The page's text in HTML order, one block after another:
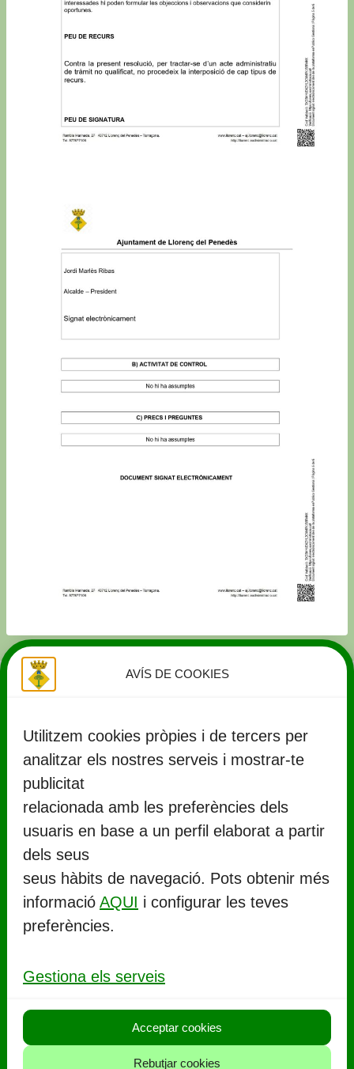
AVÍS DE COOKIES
Utilitzem cookies pròpies i de tercers per
analitzar els nostres serveis i mostrar-te
publicitat
relacionada amb les preferències dels
usuaris en base a un perfil elaborat a partir
dels seus
seus hàbits de navegació. Pots obtenir més
informació AQUI i configurar les teves
preferències.
Gestiona els serveis
Acceptar cookies
Rebutjar cookies
Ajuntament de Llorenç del Penedès
Rambla Marinada, 27 (
977 67 71 06